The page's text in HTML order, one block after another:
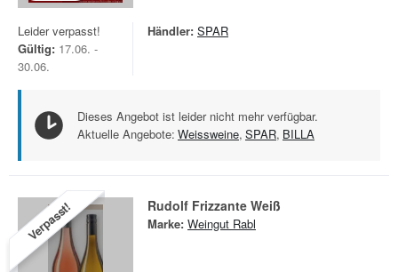
Leider verpasst!
Gültig: 17.06. -
30.06.
Händler: SPAR
Dieses Angebot ist leider nicht mehr verfügbar.
Aktuelle Angebote: Weissweine, SPAR, BILLA
Verpasst! Rudolf Frizzante Weiß
Marke: Weingut Rabl